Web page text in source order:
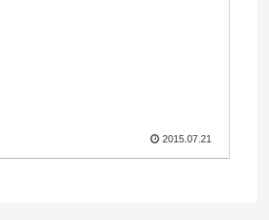
2015.07.21